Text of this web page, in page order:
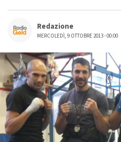
Redazione
MERCOLEDÌ, 9 OTTOBRE 2013 - 00:00